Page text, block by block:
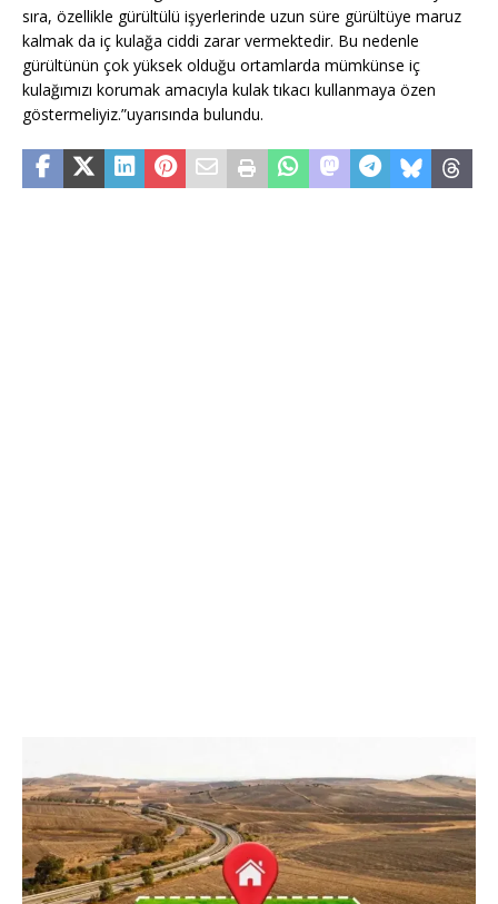
sıra, özellikle gürültülü işyerlerinde uzun süre gürültüye maruz
kalmak da iç kulağa ciddi zarar vermektedir. Bu nedenle
gürültünün çok yüksek olduğu ortamlarda mümkünse iç
kulağımızı korumak amacıyla kulak tıkacı kullanmaya özen
göstermeliyiz.”uyarısında bulundu.